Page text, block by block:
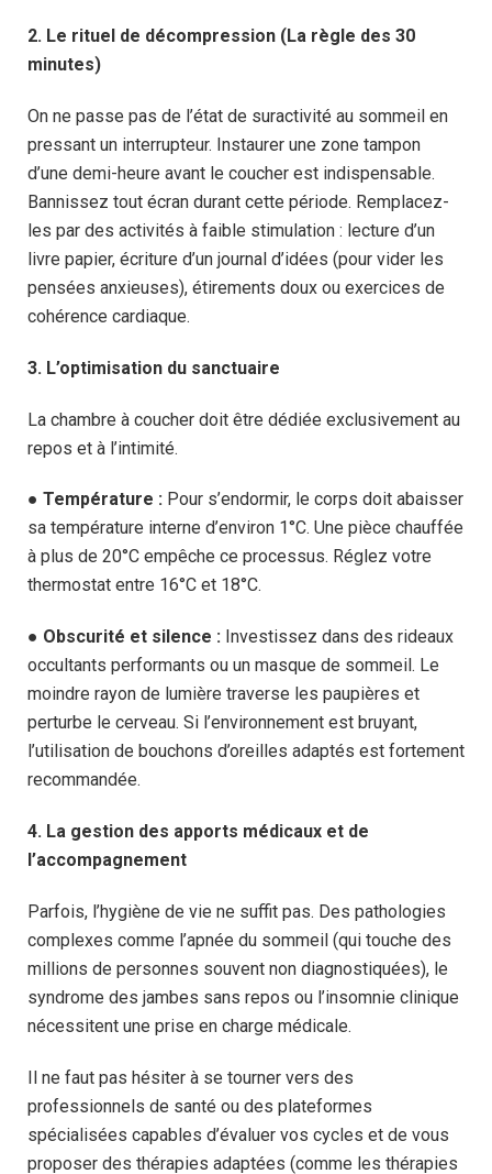
2. Le rituel de décompression (La règle des 30
minutes)
On ne passe pas de l’état de suractivité au sommeil en
pressant un interrupteur. Instaurer une zone tampon
d’une demi-heure avant le coucher est indispensable.
Bannissez tout écran durant cette période. Remplacez-
les par des activités à faible stimulation : lecture d’un
livre papier, écriture d’un journal d’idées (pour vider les
pensées anxieuses), étirements doux ou exercices de
cohérence cardiaque.
3. L’optimisation du sanctuaire
La chambre à coucher doit être dédiée exclusivement au
repos et à l’intimité.
● Température : Pour s’endormir, le corps doit abaisser
sa température interne d’environ 1°C. Une pièce chauffée
à plus de 20°C empêche ce processus. Réglez votre
thermostat entre 16°C et 18°C.
● Obscurité et silence : Investissez dans des rideaux
occultants performants ou un masque de sommeil. Le
moindre rayon de lumière traverse les paupières et
perturbe le cerveau. Si l’environnement est bruyant,
l’utilisation de bouchons d’oreilles adaptés est fortement
recommandée.
4. La gestion des apports médicaux et de
l’accompagnement
Parfois, l’hygiène de vie ne suffit pas. Des pathologies
complexes comme l’apnée du sommeil (qui touche des
millions de personnes souvent non diagnostiquées), le
syndrome des jambes sans repos ou l’insomnie clinique
nécessitent une prise en charge médicale.
Il ne faut pas hésiter à se tourner vers des
professionnels de santé ou des plateformes
spécialisées capables d’évaluer vos cycles et de vous
proposer des thérapies adaptées (comme les thérapies